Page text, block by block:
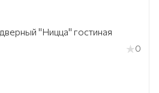
"Ницца" гостиная
0